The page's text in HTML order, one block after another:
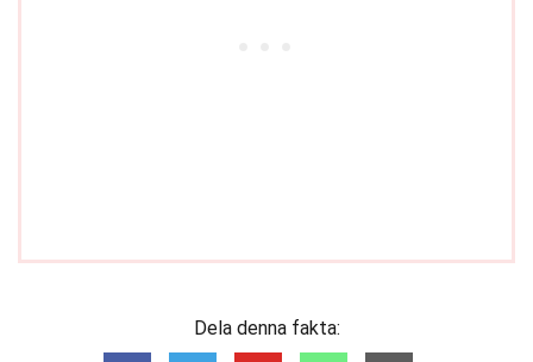
Dela denna fakta: